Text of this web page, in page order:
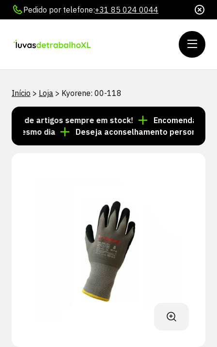
Pedido por telefone:+31 85 024 0044
Início > Loja > Kyorene: 00-118
de artigos sempre em stock!
Encomendas
mesmo dia
Deseja aconselhamento